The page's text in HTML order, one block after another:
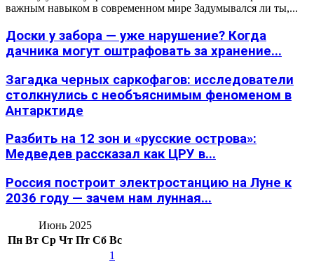
важным навыком в современном мире Задумывался ли ты,...
Доски у забора — уже нарушение? Когда
дачника могут оштрафовать за хранение...
Загадка черных саркофагов: исследователи
столкнулись с необъяснимым феноменом в
Антарктиде
Разбить на 12 зон и «русские острова»:
Медведев рассказал как ЦРУ в...
Россия построит электростанцию на Луне к
2036 году — зачем нам лунная...
Июнь 2025
Пн Вт Ср Чт Пт Сб Вс
1